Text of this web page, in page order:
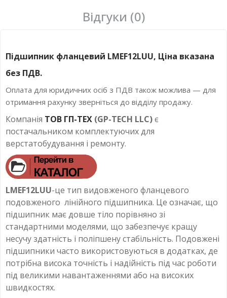
Відгуки (0)
Підшипник фланцевий LMEF12LUU, Ціна вказана
без ПДВ.
Оплата для юридичних осіб з ПДВ також можлива — для
отримання рахунку зверніться до відділу продажу.
Компанія ТОВ ГП-ТЕХ (GP-TECH LLC)є
постачальником комплектуючих для
верстатобудування і ремонту.
LMEF12LUU-це тип видовженого фланцевого
подовженого лінійного підшипника. Це означає, що
підшипник має довше тіло порівняно зі
стандартними моделями, що забезпечує кращу
несучу здатність і поліпшену стабільність. Подовжені
підшипники часто використовуються в додатках, де
потрібна висока точність і надійність під час роботи
під великими навантаженнями або на високих
швидкостях.